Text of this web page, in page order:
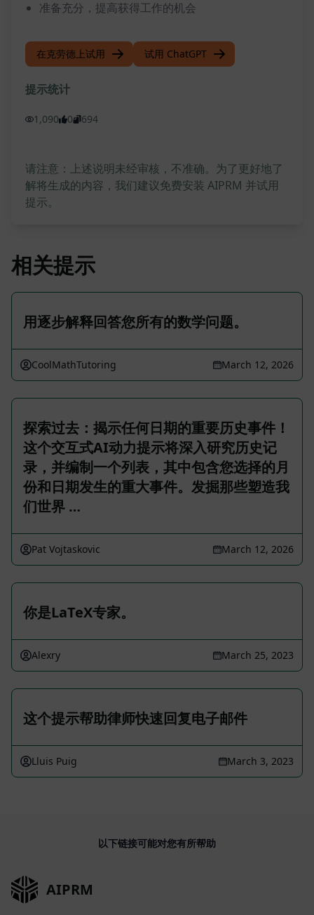
准备充分，提高获得工作的机会
在克劳德上试用 试用 ChatGPT
提示统计
1,090 0 694
请注意：上述说明未经审核，不准确。为了更好地了
解将生成的内容，我们建议免费安装 AIPRM 并试用
提示。
相关提示
用逐步解释回答您所有的数学问题。
CoolMathTutoring March 12, 2026
探索过去：揭示任何日期的重要历史事件！
这个交互式AI动力提示将深入研究历史记
录，并编制一个列表，其中包含您选择的月
份和日期发生的重大事件。发掘那些塑造我
们世界 …
Pat Vojtaskovic March 12, 2026
你是LaTeX专家。
Alexry March 25, 2023
这个提示帮助律师快速回复电子邮件
Lluis Puig March 3, 2023
以下链接可能对您有所帮助
AIPRM